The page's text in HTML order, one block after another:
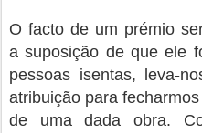
O facto de um prémio
a suposição de que ele
pessoas isentas, leva-
atribuição para
de uma dada obra.